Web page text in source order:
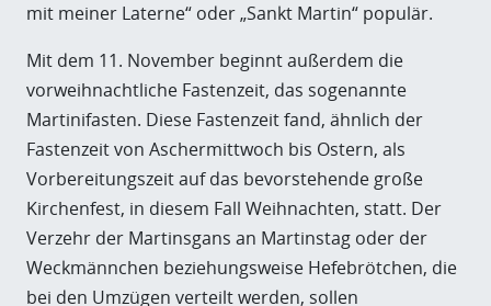
mit meiner Laterne“ oder „Sankt Martin“ populär.
Mit dem 11. November beginnt außerdem die
vorweihnachtliche Fastenzeit, das sogenannte
Martinifasten. Diese Fastenzeit fand, ähnlich der
Fastenzeit von Aschermittwoch bis Ostern, als
Vorbereitungszeit auf das bevorstehende große
Kirchenfest, in diesem Fall Weihnachten, statt. Der
Verzehr der Martinsgans an Martinstag oder der
Weckmännchen beziehungsweise Hefebrötchen, die
bei den Umzügen verteilt werden, sollen